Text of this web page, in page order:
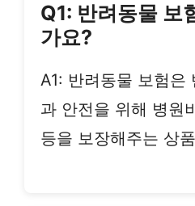
Q1: 반려동물 보
가요?
A1: 반려동물 보험은
과 안전을 위해 병원
등을 보장해주는 상